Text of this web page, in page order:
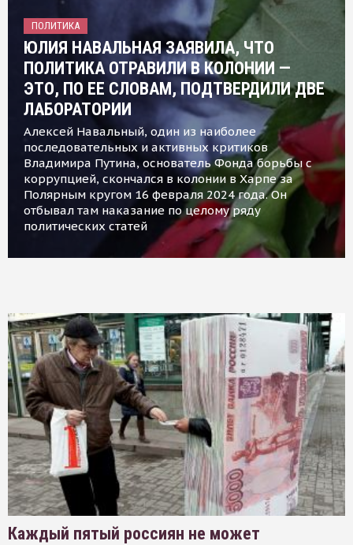
ПОЛИТИКА
ЮЛИЯ НАВАЛЬНАЯ ЗАЯВИЛА, ЧТО
ПОЛИТИКА ОТРАВИЛИ В КОЛОНИИ —
ЭТО, ПО ЕЕ СЛОВАМ, ПОДТВЕРДИЛИ ДВЕ
ЛАБОРАТОРИИ
Алексей Навальный, один из наиболее
последовательных и активных критиков
Владимира Путина, основатель Фонда борьбы с
коррупцией, скончался в колонии в Харпе за
Полярным кругом 16 февраля 2024 года. Он
отбывал там наказание по целому ряду
политических статей
Каждый пятый россиян не может